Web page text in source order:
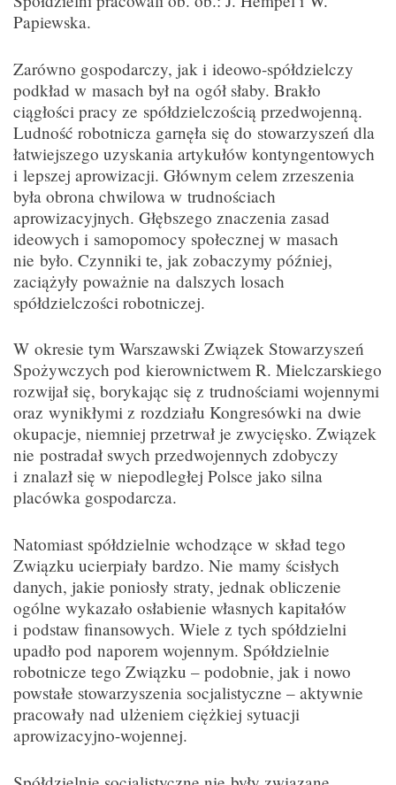
Papiewska.
Zarówno gospodarczy, jak i ideowo-spółdzielczy
podkład w masach był na ogół słaby. Brakło
ciągłości pracy ze spółdzielczością przedwojenną.
Ludność robotnicza garnęła się do stowarzyszeń dla
łatwiejszego uzyskania artykułów kontyngentowych
i lepszej aprowizacji. Głównym celem zrzeszenia
była obrona chwilowa w trudnościach
aprowizacyjnych. Głębszego znaczenia zasad
ideowych i samopomocy społecznej w masach
nie było. Czynniki te, jak zobaczymy później,
zaciążyły poważnie na dalszych losach
spółdzielczości robotniczej.
W okresie tym Warszawski Związek Stowarzyszeń
Spożywczych pod kierownictwem R. Mielczarskiego
rozwijał się, borykając się z trudnościami wojennymi
oraz wynikłymi z rozdziału Kongresówki na dwie
okupacje, niemniej przetrwał je zwycięsko. Związek
nie postradał swych przedwojennych zdobyczy
i znalazł się w niepodległej Polsce jako silna
placówka gospodarcza.
Natomiast spółdzielnie wchodzące w skład tego
Związku ucierpiały bardzo. Nie mamy ścisłych
danych, jakie poniosły straty, jednak obliczenie
ogólne wykazało osłabienie własnych kapitałów
i podstaw finansowych. Wiele z tych spółdzielni
upadło pod naporem wojennym. Spółdzielnie
robotnicze tego Związku – podobnie, jak i nowo
powstałe stowarzyszenia socjalistyczne – aktywnie
pracowały nad ulżeniem ciężkiej sytuacji
aprowizacyjno-wojennej.